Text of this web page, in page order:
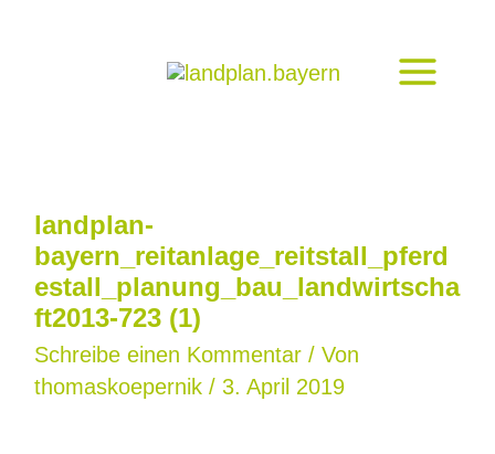
landplan-
bayern_reitanlage_reitstall_pferd
estall_planung_bau_landwirtscha
ft2013-723 (1)
Schreibe einen Kommentar / Von
thomaskoepernik / 3. April 2019